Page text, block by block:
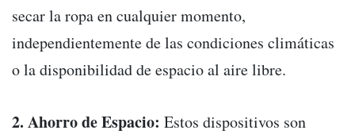
secar la ropa en cualquier momento,
independientemente de las condiciones climáticas
o la disponibilidad de espacio al aire libre.
2. Ahorro de Espacio: Estos dispositivos son